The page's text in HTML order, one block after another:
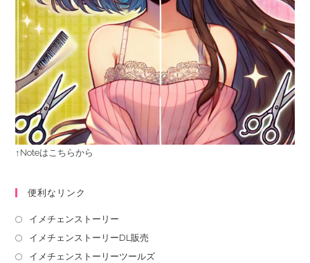
↑Noteはこちらから
便利なリンク
イメチェンストーリー
イメチェンストーリーDL販売
イメチェンストーリーツールズ